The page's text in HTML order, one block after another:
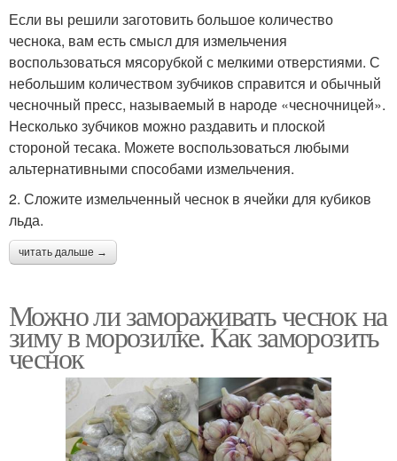
Если вы решили заготовить большое количество
чеснока, вам есть смысл для измельчения
воспользоваться мясорубкой с мелкими отверстиями. С
небольшим количеством зубчиков справится и обычный
чесночный пресс, называемый в народе «чесночницей».
Несколько зубчиков можно раздавить и плоской
стороной тесака. Можете воспользоваться любыми
альтернативными способами измельчения.
2. Сложите измельченный чеснок в ячейки для кубиков
льда.
читать дальше →
Можно ли замораживать чеснок на
зиму в морозилке. Как заморозить
чеснок